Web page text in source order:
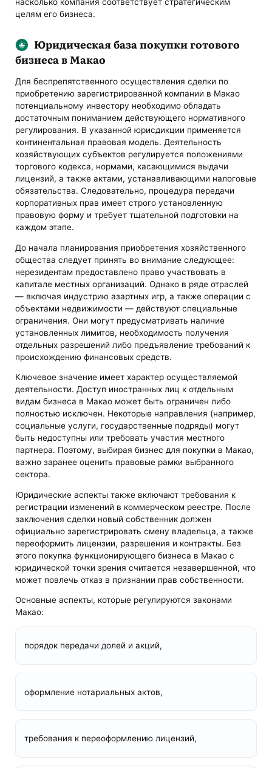
целям его бизнеса.
Юридическая база покупки готового
бизнеса в Макао
Для беспрепятственного осуществления сделки по
приобретению зарегистрированной компании в Макао
потенциальному инвестору необходимо обладать
достаточным пониманием действующего нормативного
регулирования. В указанной юрисдикции применяется
континентальная правовая модель. Деятельность
хозяйствующих субъектов регулируется положениями
торгового кодекса, нормами, касающимися выдачи
лицензий, а также актами, устанавливающими налоговые
обязательства. Следовательно, процедура передачи
корпоративных прав имеет строго установленную
правовую форму и требует тщательной подготовки на
каждом этапе.
До начала планирования приобретения хозяйственного
общества следует принять во внимание следующее:
нерезидентам предоставлено право участвовать в
капитале местных организаций. Однако в ряде отраслей
— включая индустрию азартных игр, а также операции с
объектами недвижимости — действуют специальные
ограничения. Они могут предусматривать наличие
установленных лимитов, необходимость получения
отдельных разрешений либо предъявление требований к
происхождению финансовых средств.
Ключевое значение имеет характер осуществляемой
деятельности. Доступ иностранных лиц к отдельным
видам бизнеса в Макао может быть ограничен либо
полностью исключен. Некоторые направления (например,
социальные услуги, государственные подряды) могут
быть недоступны или требовать участия местного
партнера. Поэтому, выбирая бизнес для покупки в Макао,
важно заранее оценить правовые рамки выбранного
сектора.
Юридические аспекты также включают требования к
регистрации изменений в коммерческом реестре. После
заключения сделки новый собственник должен
официально зарегистрировать смену владельца, а также
переоформить лицензии, разрешения и контракты. Без
этого покупка функционирующего бизнеса в Макао с
юридической точки зрения считается незавершенной, что
может повлечь отказ в признании прав собственности.
Основные аспекты, которые регулируются законами
Макао:
порядок передачи долей и акций,
оформление нотариальных актов,
требования к переоформлению лицензий,